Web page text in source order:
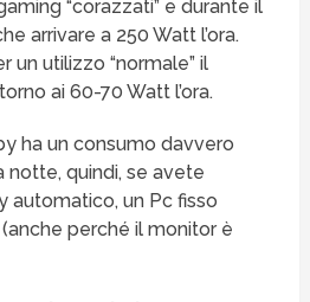
“corazzati” e durante il
arrivare a 250 Watt l’ora.
un utilizzo “normale” il
ai 60-70 Watt l’ora.
ha un consumo davvero
quindi, se avete
un Pc fisso
perché il monitor è